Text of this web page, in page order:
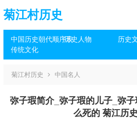
菊江村历史
中国历史朝代顺序表历史人物 历史
传统文化
菊江村历史 中国名人
弥子瑕简介_弥子瑕的儿子_弥
么死的 菊江历